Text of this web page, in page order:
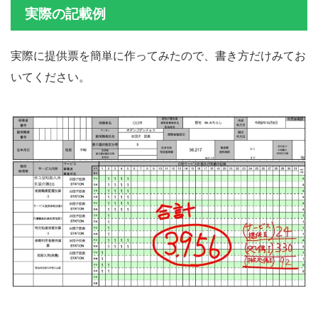
実際の記載例
実際に提供票を簡単に作ってみたので、書き方だけみてお
いてください。